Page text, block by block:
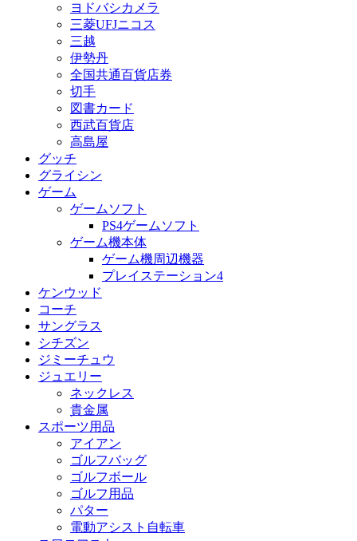
ヨドバシカメラ
三菱UFJニコス
三越
伊勢丹
全国共通百貨店券
切手
図書カード
西武百貨店
高島屋
グッチ
グライシン
ゲーム
ゲームソフト
PS4ゲームソフト
ゲーム機本体
ゲーム機周辺機器
プレイステーション4
ケンウッド
コーチ
サングラス
シチズン
ジミーチュウ
ジュエリー
ネックレス
貴金属
スポーツ用品
アイアン
ゴルフバッグ
ゴルフボール
ゴルフ用品
パター
電動アシスト自転車